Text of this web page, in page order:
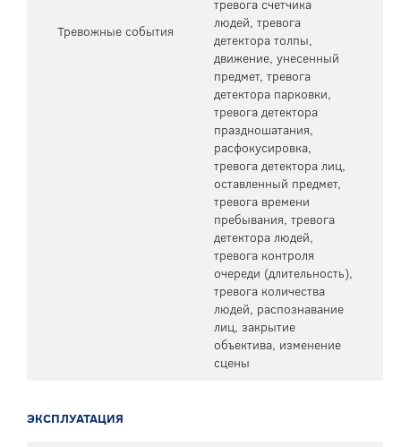
Тревожные события
тревога счетчика
людей, тревога
детектора толпы,
движение, унесенный
предмет, тревога
детектора парковки,
тревога детектора
праздношатания,
расфокусировка,
тревога детектора лиц,
оставленный предмет,
тревога времени
пребывания, тревога
детектора людей,
тревога контроля
очереди (длительность),
тревога количества
людей, распознавание
лиц, закрытие
объектива, изменение
сцены
ЭКСПЛУАТАЦИЯ